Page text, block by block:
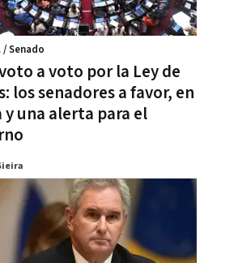
a voto por la Ley de
los senadores a favor, en
y una alerta para el
/ Senado